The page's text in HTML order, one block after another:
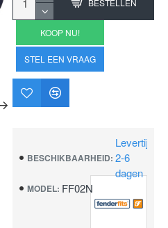
BESCHIKBAARHEID:
Levertijd
2-6
dagen
MODEL: FF02N
BESTELLEN
KOOP NU!
STEL EEN VRAAG